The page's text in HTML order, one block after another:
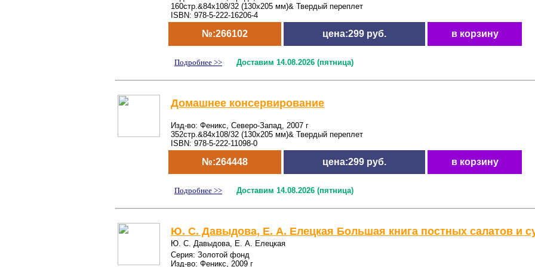
160стр.&84x108/32 (130х205 мм)& Твердый переплет
ISBN: 978-5-222-16206-4
№:266102 цена:299 руб. в корзину
Подробнее >> Доставим 14.08.2026 (пятница)
Домашнее консервирование
Изд-во: Феникс, Северо-Запад, 2007 г
352стр.&84x108/32 (130х205 мм)& Твердый переплет
ISBN: 978-5-222-11098-0
№:264448 цена:299 руб. в корзину
Подробнее >> Доставим 14.08.2026 (пятница)
Ю. С. Давыдова, Е. А. Елецкая Большая книга постных салатов и
Ю. С. Давыдова, Е. А. Елецкая
Серия: Золотой фонд
Изд-во: Феникс, 2009 г